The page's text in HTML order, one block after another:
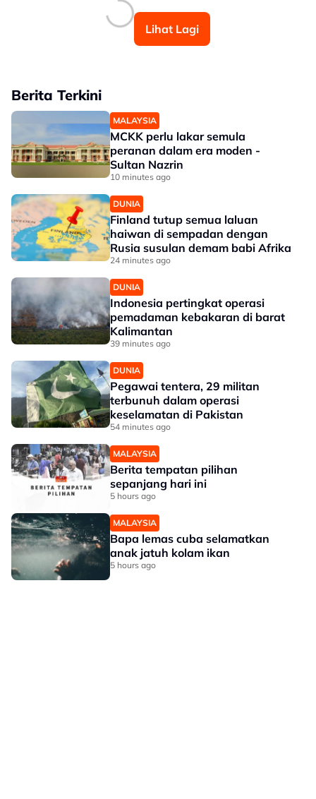
Lihat Lagi
Berita Terkini
MALAYSIA
MCKK perlu lakar semula
peranan dalam era moden -
Sultan Nazrin
10 minutes ago
DUNIA
Finland tutup semua laluan
haiwan di sempadan dengan
Rusia susulan demam babi Afrika
24 minutes ago
DUNIA
Indonesia pertingkat operasi
pemadaman kebakaran di barat
Kalimantan
39 minutes ago
DUNIA
Pegawai tentera, 29 militan
terbunuh dalam operasi
keselamatan di Pakistan
54 minutes ago
MALAYSIA
Berita tempatan pilihan
sepanjang hari ini
5 hours ago
MALAYSIA
Bapa lemas cuba selamatkan
anak jatuh kolam ikan
5 hours ago